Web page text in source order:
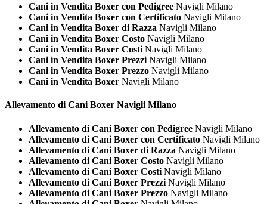
Cani in Vendita Boxer con Pedigree Navigli Milano
Cani in Vendita Boxer con Certificato Navigli Milano
Cani in Vendita Boxer di Razza Navigli Milano
Cani in Vendita Boxer Costo Navigli Milano
Cani in Vendita Boxer Costi Navigli Milano
Cani in Vendita Boxer Prezzi Navigli Milano
Cani in Vendita Boxer Prezzo Navigli Milano
Cani in Vendita Boxer Navigli Milano
Allevamento di Cani Boxer Navigli Milano
Allevamento di Cani Boxer con Pedigree Navigli Milano
Allevamento di Cani Boxer con Certificato Navigli Milano
Allevamento di Cani Boxer di Razza Navigli Milano
Allevamento di Cani Boxer Costo Navigli Milano
Allevamento di Cani Boxer Costi Navigli Milano
Allevamento di Cani Boxer Prezzi Navigli Milano
Allevamento di Cani Boxer Prezzo Navigli Milano